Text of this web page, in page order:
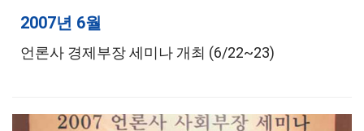
2007년 6월
언론사 경제부장 세미나 개최 (6/22~23)